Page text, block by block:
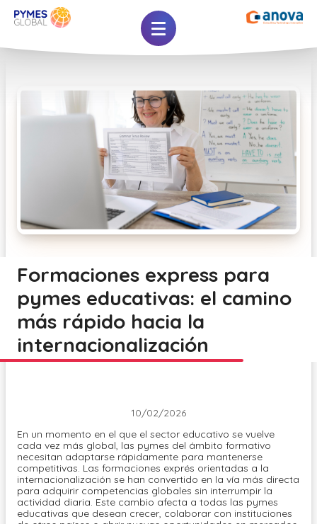
Formaciones express para
pymes educativas: el camino
más rápido hacia la
internacionalización
10/02/2026
En un momento en el que el sector educativo se vuelve
cada vez más global, las pymes del ámbito formativo
necesitan adaptarse rápidamente para mantenerse
competitivas. Las formaciones exprés orientadas a la
internacionalización se han convertido en la vía más directa
para adquirir competencias globales sin interrumpir la
actividad diaria. Este cambio afecta a todas las pymes
educativas que desean crecer, colaborar con instituciones